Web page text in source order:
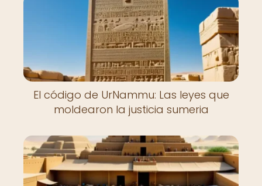
El código de UrNammu: Las leyes que
moldearon la justicia sumeria